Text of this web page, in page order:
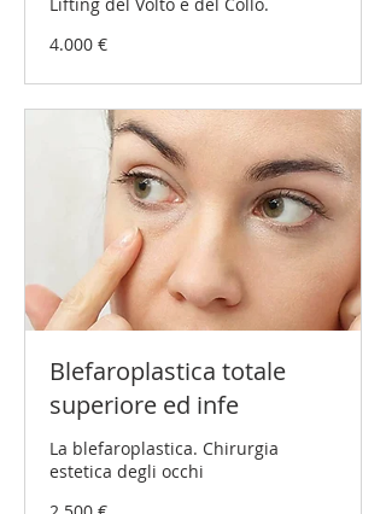
4.000
Euro
4.000 €
Blefaroplastica totale
superiore ed infe
La blefaroplastica. Chirurgia
estetica degli occhi
2.500